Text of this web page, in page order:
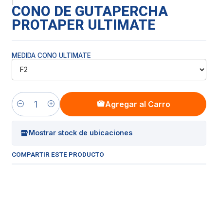
CONO DE GUTAPERCHA
PROTAPER ULTIMATE
MEDIDA CONO ULTIMATE
Cantidad
Agregar al Carro
Mostrar stock de ubicaciones
COMPARTIR ESTE PRODUCTO